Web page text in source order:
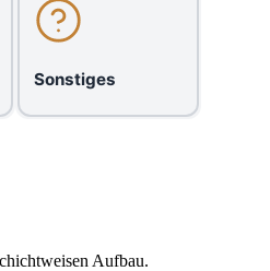
Sonstiges
Aufbau.